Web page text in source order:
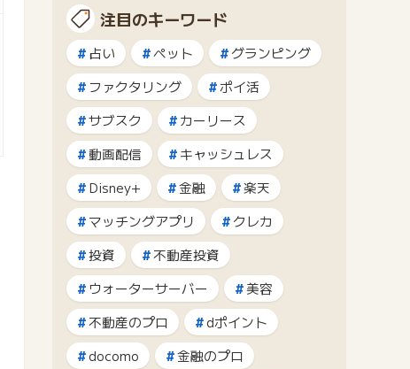
注目のキーワード
占い ペット
グランピング
ファクタリング
ポイ活
サブスク
カーリース
動画配信
キャッシュレス
Disney+
金融
楽天
マッチングアプリ
クレカ
投資
不動産投資
ウォーターサーバー
美容
不動産のプロ
dポイント
docomo
金融のプロ